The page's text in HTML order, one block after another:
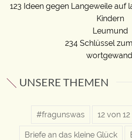
123 Ideen gegen Langeweile auf
Kindern
Leumund
234 Schlüssel
UNSERE THEMEN
#fragunswas 12 von 12
Briefe an das kleine Glück